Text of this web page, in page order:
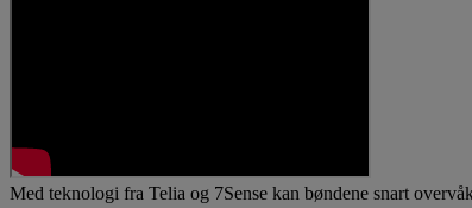
Med teknologi fra Telia og 7Sense kan bøndene snart